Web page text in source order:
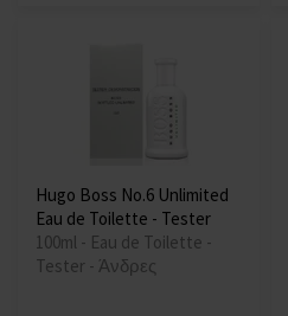
Hugo Boss No.6 Unlimited
Eau de Toilette - Tester
100ml - Eau de Toilette -
Tester - Άνδρες